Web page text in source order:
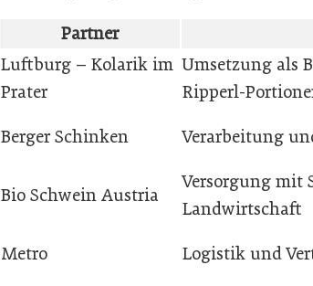
Partner
Luftburg – Kolarik im
Prater
Umsetzung als
Ripperl-
Berger Schinken Verarbeitung
Bio Schwein Austria
Versorgung mit
Landwirtschaft
Metro Logistik und